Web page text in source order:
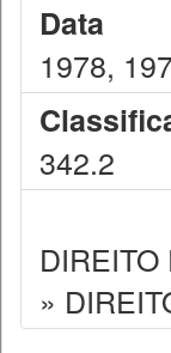
Data
1978,
342.2
»